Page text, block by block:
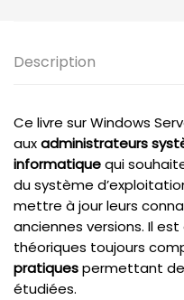
ligne)
Description
Ce livre sur Windows
auxadministrateurs
informatiquequi
du système
mettre à jour leurs
anciennes versions. Il
théoriques toujours
pratiquespermettant
étudiées.